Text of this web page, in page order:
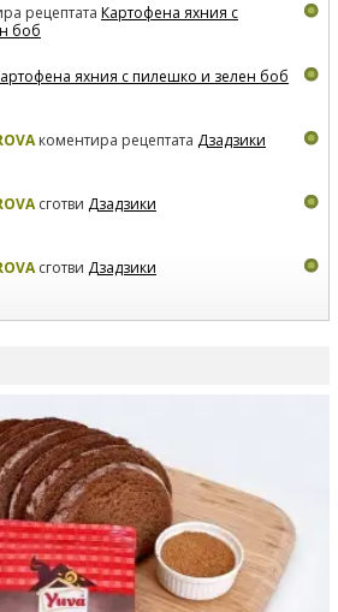
рецептата Картофена яхния с
боб
яхния с пилешко и зелен боб
коментира рецептата Дзадзики
сготви Дзадзики
сготви Дзадзики